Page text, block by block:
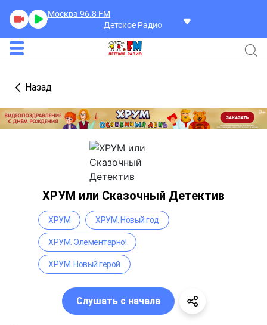
Москва 96.8 FM
Детское Радио
Назад
ХРУМ или Сказочный Детектив
ХРУМ ХРУМ. Новый год
ХРУМ. Элементарно!
ХРУМ. Новый герой
Слушать с начала